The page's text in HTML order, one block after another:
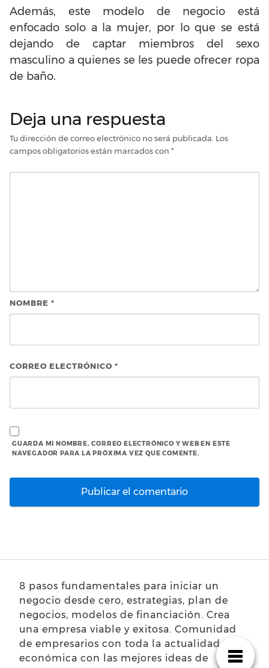
Además, este modelo de negocio está
enfocado solo a la mujer, por lo que se está
dejando de captar miembros del sexo
masculino a quienes se les puede ofrecer ropa
de baño.
Deja una respuesta
Tu dirección de correo electrónico no será publicada. Los
campos obligatorios están marcados con *
NOMBRE *
CORREO ELECTRÓNICO *
GUARDA MI NOMBRE, CORREO ELECTRÓNICO Y WEB EN ESTE
NAVEGADOR PARA LA PRÓXIMA VEZ QUE COMENTE.
8 pasos fundamentales para iniciar un
negocio desde cero, estrategias, plan de
negocios, modelos de financiación. Crea
una empresa viable y exitosa. Comunidad
de empresarios con toda la actualidad
económica con las mejores ideas de